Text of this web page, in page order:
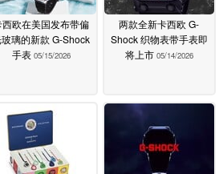
西欧在美国发布带偏
璃的新款 G-Shock
手表 05/15/2026
两款全新卡西欧 G-
Shock 织物表带手表即
将上市 05/14/2026